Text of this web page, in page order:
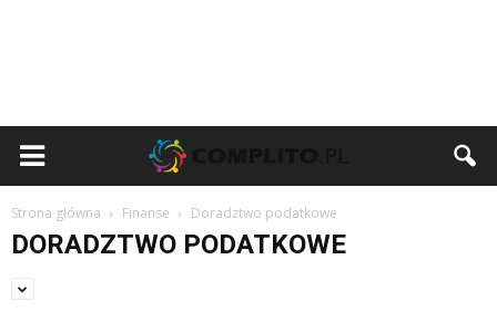
Strona główna Finanse Doradztwo podatkowe
DORADZTWO PODATKOWE